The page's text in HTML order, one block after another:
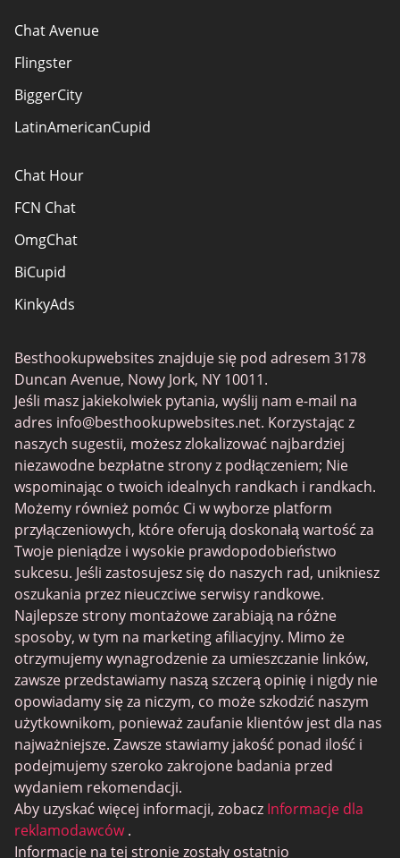
Chat Avenue
Flingster
BiggerCity
LatinAmericanCupid
Chat Hour
FCN Chat
OmgChat
BiCupid
KinkyAds
Together2Night
MyLOL
Swingtowns
Instabang
Besthookupwebsites znajduje się pod adresem 3178
Duncan Avenue, Nowy Jork, NY 10011.
Jeśli masz jakiekolwiek pytania, wyślij nam e-mail na
adres info@besthookupwebsites.net. Korzystając z
naszych sugestii, możesz zlokalizować najbardziej
niezawodne bezpłatne strony z podłączeniem; Nie
wspominając o twoich idealnych randkach i randkach.
Możemy również pomóc Ci w wyborze platform
przyłączeniowych, które oferują doskonałą wartość za
Twoje pieniądze i wysokie prawdopodobieństwo
sukcesu. Jeśli zastosujesz się do naszych rad, unikniesz
oszukania przez nieuczciwe serwisy randkowe.
Najlepsze strony montażowe zarabiają na różne
sposoby, w tym na marketing afiliacyjny. Mimo że
otrzymujemy wynagrodzenie za umieszczanie linków,
zawsze przedstawiamy naszą szczerą opinię i nigdy nie
opowiadamy się za niczym, co może szkodzić naszym
użytkownikom, ponieważ zaufanie klientów jest dla nas
najważniejsze. Zawsze stawiamy jakość ponad ilość i
podejmujemy szeroko zakrojone badania przed
wydaniem rekomendacji.
Aby uzyskać więcej informacji, zobacz Informacje dla
reklamodawców.
Informacje na tej stronie zostały ostatnio